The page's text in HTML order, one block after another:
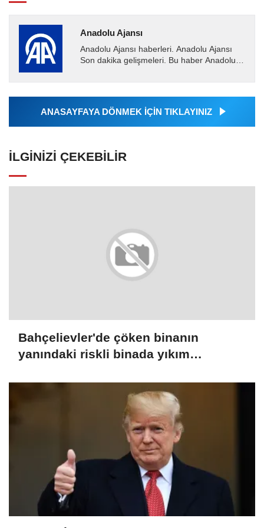
Anadolu Ajansı
Anadolu Ajansı haberleri. Anadolu Ajansı
Son dakika gelişmeleri. Bu haber Anadolu
Ajansı tarafından...
ANASAYFAYA DÖNMEK İÇİN TIKLAYINIZ
İLGINIZI ÇEKEBILIR
Bahçelievler'de çöken binanın
yanındaki riskli binada yıkım